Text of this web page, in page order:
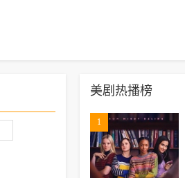
美剧热播榜
1